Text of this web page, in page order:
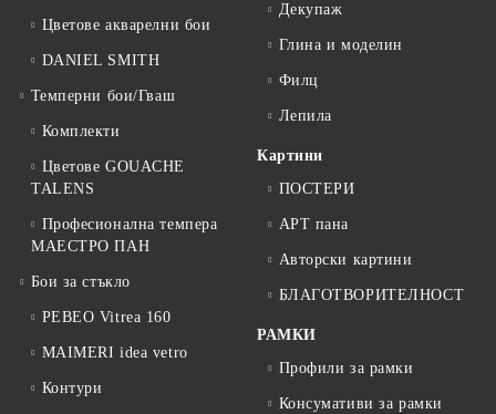
Цветове акварелни бои
DANIEL SMITH
Темперни бои/Гваш
Комплекти
Цветове GOUACHE
TALENS
Професионална темпера
МАЕСТРО ПАН
Бои за стъкло
PEBEO Vitrea 160
MAIMERI idea vetro
Контури
Декупаж
Глина и моделин
Филц
Лепила
Картини
ПОСТЕРИ
АРТ пана
Авторски картини
БЛАГОТВОРИТЕЛНОСТ
РАМКИ
Профили за рамки
Консумативи за рамки